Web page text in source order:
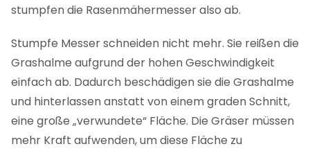
stumpfen die Rasenmähermesser also ab.
Stumpfe Messer schneiden nicht mehr. Sie reißen die
Grashalme aufgrund der hohen Geschwindigkeit
einfach ab. Dadurch beschädigen sie die Grashalme
und hinterlassen anstatt von einem graden Schnitt,
eine große „verwundete“ Fläche. Die Gräser müssen
mehr Kraft aufwenden, um diese Fläche zu